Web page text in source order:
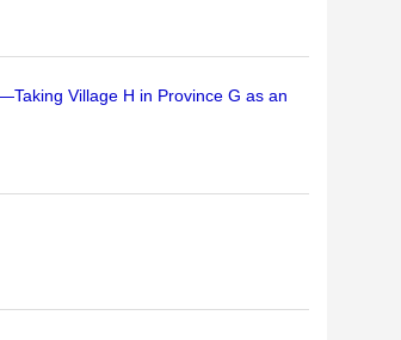
Village H in Province G as an